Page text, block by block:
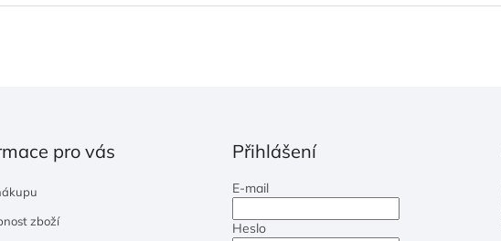
pro vás
zboží
Přihlášení
E-mail
Heslo